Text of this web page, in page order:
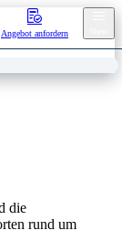
Angebot anfordern
die
rund um